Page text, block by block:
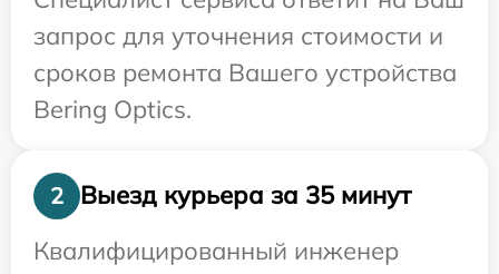
запрос для уточнения стоимости и
сроков ремонта Вашего устройства
Bering Optics.
2
Выезд курьера за 35 минут
Квалифицированный инженер